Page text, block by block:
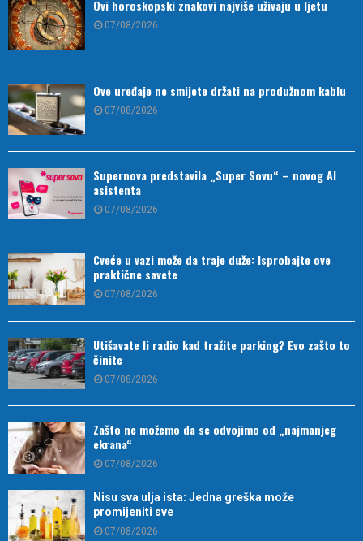
Ovi horoskopski znakovi najviše uživaju u ljetu
07/08/2026
Ove uređaje ne smijete držati na produžnom kablu
07/08/2026
Supernova predstavila „Super Sovu“ – novog AI
asistenta
07/08/2026
Cveće u vazi može da traje duže: Isprobajte ove
praktične savete
07/08/2026
Utišavate li radio kad tražite parking? Evo zašto to
činite
07/08/2026
Zašto ne možemo da se odvojimo od „najmanjeg
ekrana“
07/08/2026
Nisu sva ulja ista: Jedna greška može
promijeniti sve
07/08/2026